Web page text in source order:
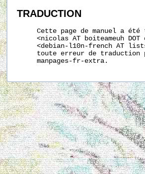
TRADUCTION
Cette page de manuel a été
<nicolas AT boiteameuh DOT
<debian-l10n-french AT
toute erreur de traduction